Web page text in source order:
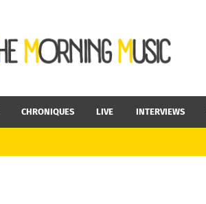
CHRONIQUES LIVE INTERVIEWS